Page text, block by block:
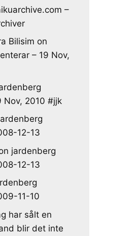
–
Bilisim on
– 19 Nov,
Nov, 2010 #jjk
12-13
jardenberg
12-13
11-10
har sålt en
blir det inte